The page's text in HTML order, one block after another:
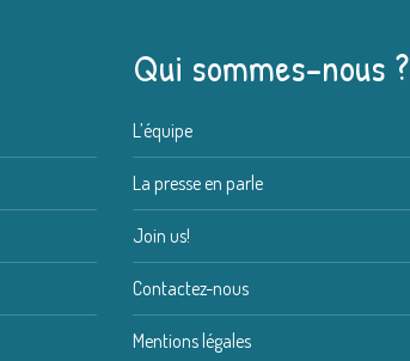
Qui sommes-nous ?
L’équipe
La presse en parle
Join us!
Contactez-nous
Mentions légales